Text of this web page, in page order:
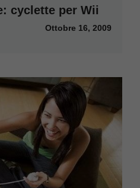
cyclette per Wii
Ottobre 16, 2009